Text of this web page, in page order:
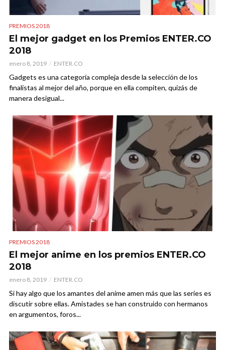
PREMIOS 2018
El mejor gadget en los Premios ENTER.CO
2018
enero 8, 2019 ENTER.CO
Gadgets es una categoría compleja desde la selección de los
finalistas al mejor del año, porque en ella compiten, quizás de
manera desigual...
PREMIOS 2018
El mejor anime en los premios ENTER.CO
2018
enero 8, 2019 ENTER.CO
Si hay algo que los amantes del anime amen más que las series es
discutir sobre ellas. Amistades se han construido con hermanos
en argumentos, foros...